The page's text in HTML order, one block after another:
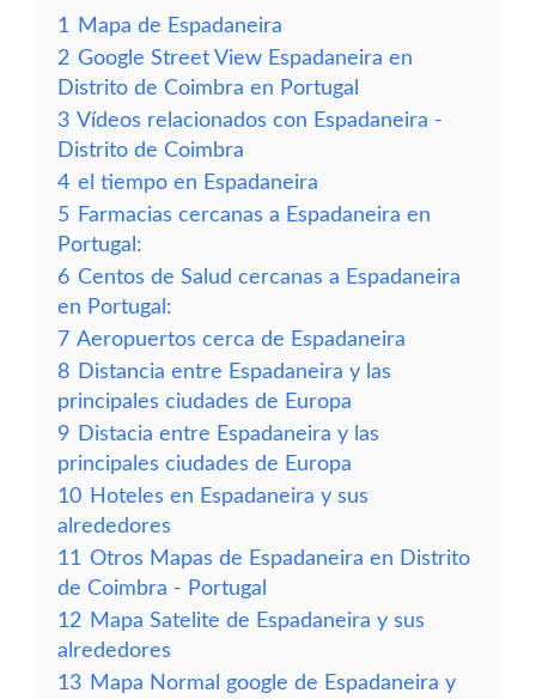
1
Mapa de Espadaneira
2 Google Street View Espadaneira en
Distrito de Coimbra en Portugal
3 Vídeos relacionados con Espadaneira -
Distrito de Coimbra
4 el tiempo en Espadaneira
5 Farmacias cercanas a Espadaneira en
Portugal:
6 Centos de Salud cercanas a Espadaneira
en Portugal:
7 Aeropuertos cerca de Espadaneira
8 Distancia entre Espadaneira y las
principales ciudades de Europa
9 Distacia entre Espadaneira y las
principales ciudades de Europa
10 Hoteles en Espadaneira y sus
alrededores
11 Otros Mapas de Espadaneira en Distrito
de Coimbra - Portugal
12 Mapa Satelite de Espadaneira y sus
alrededores
13 Mapa Normal google de Espadaneira y